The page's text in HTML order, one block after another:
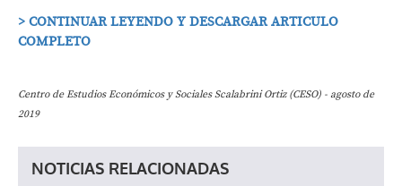
> CONTINUAR LEYENDO Y DESCARGAR ARTICULO
COMPLETO
Centro de Estudios Económicos y Sociales Scalabrini Ortiz (CESO) - agosto de
2019
NOTICIAS RELACIONADAS